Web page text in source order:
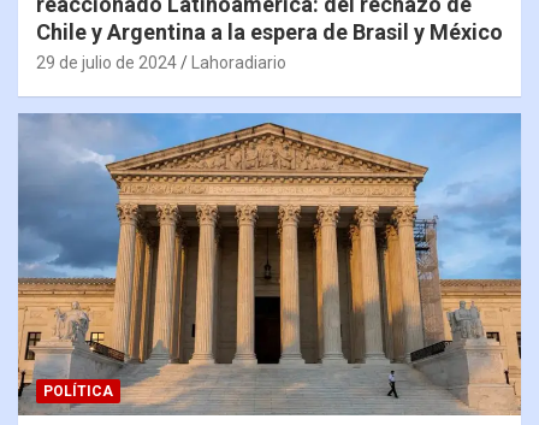
Chile y Argentina a la espera de Brasil y México
29 de julio de 2024 Lahoradiario
POLÍTICA